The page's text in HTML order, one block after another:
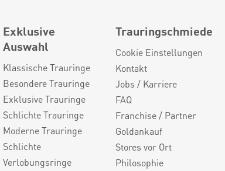
Exklusive
Auswahl
Klassische Trauringe
Besondere Trauringe
Exklusive Trauringe
Schlichte Trauringe
Moderne Trauringe
Schlichte
Verlobungsringe
Trauringschmiede
Cookie Einstellungen
Kontakt
Jobs / Karriere
FAQ
Franchise / Partner
Goldankauf
Stores vor Ort
Philosophie